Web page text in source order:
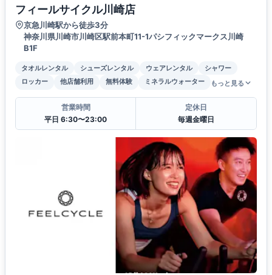
フィールサイクル川崎店
京急川崎駅から徒歩3分
神奈川県川崎市川崎区駅前本町11-1パシフィックマークス川崎
B1F
タオルレンタル シューズレンタル ウェアレンタル
シャワー
ロッカー
他店舗利用 無料体験 ミネラルウォーター もっと見る
営業時間
平日 6:30〜23:00
定休日
毎週金曜日